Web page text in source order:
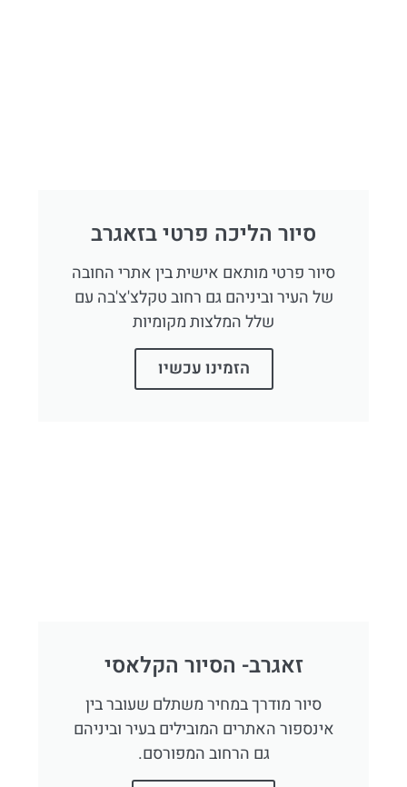
סיור הליכה פרטי בזאגרב
סיור פרטי מותאם אישית בין אתרי החובה
של העיר וביניהם גם רחוב טקלצ'צ'בה עם
שלל המלצות מקומיות
הזמינו עכשיו
זאגרב- הסיור הקלאסי
סיור מודרך במחיר משתלם שעובר בין
אינספור האתרים המובילים בעיר וביניהם
גם הרחוב המפורסם.